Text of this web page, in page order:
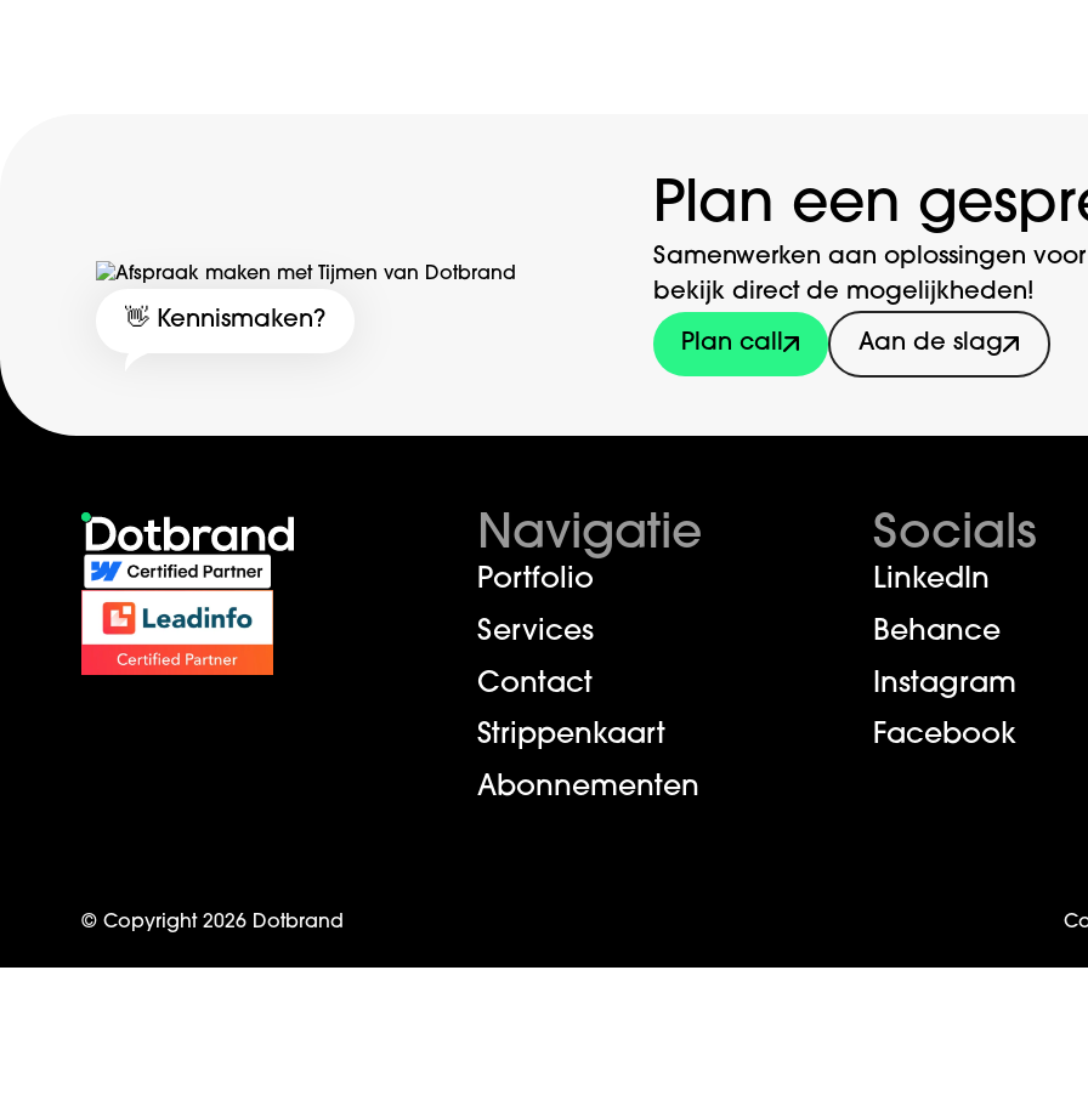
👋 Kennismaken?
Plan een
Samenwerken aan oplossingen
bekijk direct de mogelijkheden!
Plan call Aan de slag
Navigatie
Portfolio
Services
Contact
Strippenkaart
Abonnementen
Socials
LinkedIn
Behance
Instagram
Facebook
© Copyright2026 Dotbrand